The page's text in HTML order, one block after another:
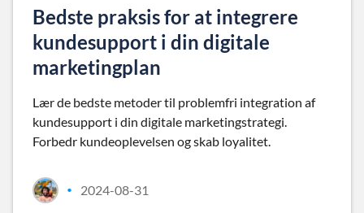
Bedste praksis for at integrere
kundesupport i din digitale
marketingplan
Lær de bedste metoder til problemfri integration af
kundesupport i din digitale marketingstrategi.
Forbedr kundeoplevelsen og skab loyalitet.
• 2024-08-31